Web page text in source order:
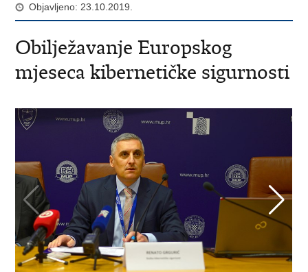
Objavljeno: 23.10.2019.
Obilježavanje Europskog
mjeseca kibernetičke sigurnosti